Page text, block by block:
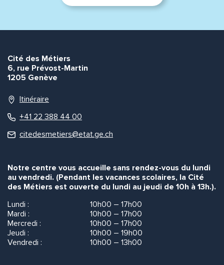
Cité des Métiers
6, rue Prévost-Martin
1205 Genève
Itinéraire
+41 22 388 44 00
citedesmetiers@etat.ge.ch
Notre centre vous accueille sans rendez-vous du lundi
au vendredi. (Pendant les vacances scolaires, la Cité
des Métiers est ouverte du lundi au jeudi de 10h à 13h.).
Lundi :
10h00 – 17h00
Mardi :
10h00 – 17h00
Mercredi :
10h00 – 17h00
Jeudi :
10h00 – 19h00
Vendredi :
10h00 – 13h00